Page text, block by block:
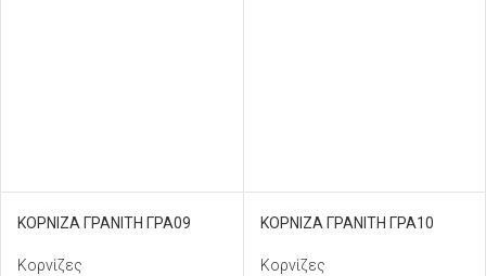
ΚΟΡΝΙΖΑ ΓΡΑΝΙΤΗ ΓΡΑ09
Κορνίζες
ΚΟΡΝΙΖΑ ΓΡΑΝΙΤΗ ΓΡΑ10
Κορνίζες